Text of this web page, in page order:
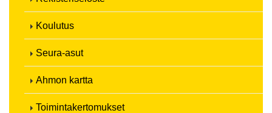
Koulutus
Seura-asut
Ahmon kartta
Toimintakertomukset